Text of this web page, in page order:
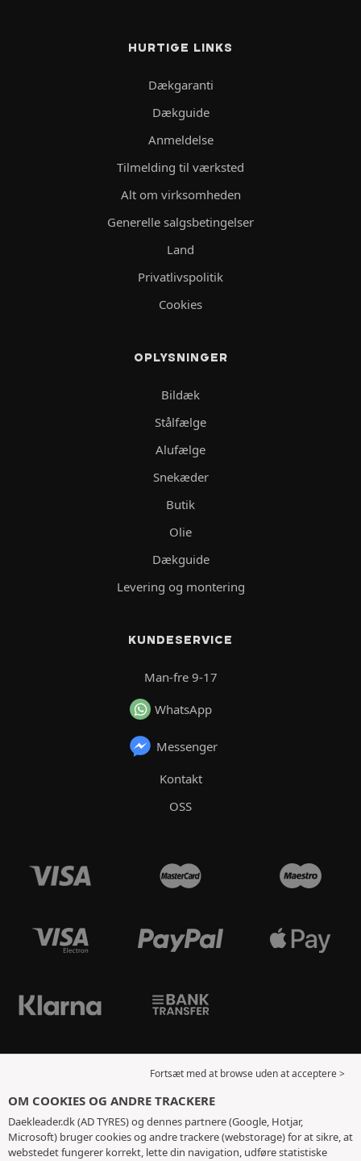
HURTIGE LINKS
Dækgaranti
Dækguide
Anmeldelse
Tilmelding til værksted
Alt om virksomheden
Generelle salgsbetingelser
Land
Privatlivspolitik
Cookies
OPLYSNINGER
Bildæk
Stålfælge
Alufælge
Snekæder
Butik
Olie
Dækguide
Levering og montering
KUNDESERVICE
Man-fre 9-17
WhatsApp
Messenger
Kontakt
OSS
Fortsæt med at browse uden at acceptere >
OM COOKIES OG ANDRE TRACKERE
Daekleader.dk (AD TYRES) og dennes partnere (Google, Hotjar,
Microsoft) bruger cookies og andre trackere (webstorage) for at sikre, at
webstedet fungerer korrekt, lette din navigation, udføre statistiske